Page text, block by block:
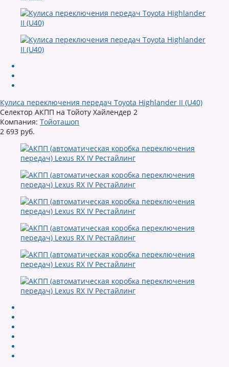
Кулиса переключения передач Toyota Highlander II (U40)
Селектор АКПП на Тойоту Хайлендер 2
Компания: Тойоташоп
2 693 руб.